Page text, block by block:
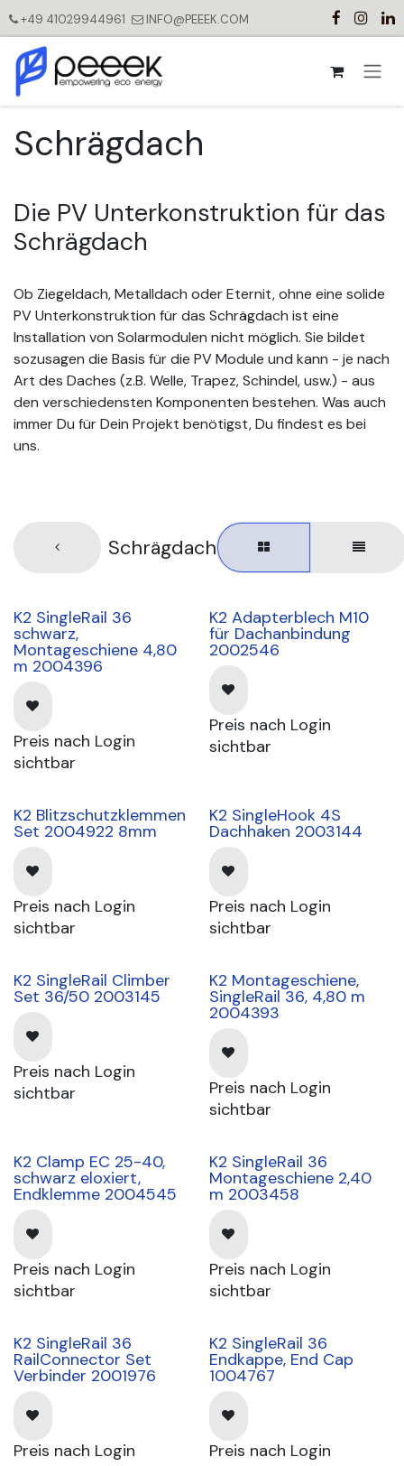
+49 41029944961 INFO@PEEEK.COM
Schrägdach
Die PV Unterkonstruktion für das
Schrägdach
Ob Ziegeldach, Metalldach oder Eternit, ohne eine solide
PV Unterkonstruktion für das Schrägdach ist eine
Installation von Solarmodulen nicht möglich. Sie bildet
sozusagen die Basis für die PV Module und kann - je nach
Art des Daches (z.B. Welle, Trapez, Schindel, usw.) - aus
den verschiedensten Komponenten bestehen. Was auch
immer Du für Dein Projekt benötigst, Du findest es bei
uns.
Schrägdach
K2 SingleRail 36
schwarz,
Montageschiene 4,80
m 2004396
Preis nach Login
sichtbar
K2 Adapterblech M10
für Dachanbindung
2002546
Preis nach Login
sichtbar
K2 Blitzschutzklemmen
Set 2004922 8mm
Preis nach Login
sichtbar
K2 SingleHook 4S
Dachhaken 2003144
Preis nach Login
sichtbar
K2 SingleRail Climber
Set 36/50 2003145
Preis nach Login
sichtbar
K2 Montageschiene,
SingleRail 36, 4,80 m
2004393
Preis nach Login
sichtbar
K2 Clamp EC 25-40,
schwarz eloxiert,
Endklemme 2004545
Preis nach Login
sichtbar
K2 SingleRail 36
Montageschiene 2,40
m 2003458
Preis nach Login
sichtbar
K2 SingleRail 36
RailConnector Set
Verbinder 2001976
Preis nach Login
K2 SingleRail 36
Endkappe, End Cap
1004767
Preis nach Login